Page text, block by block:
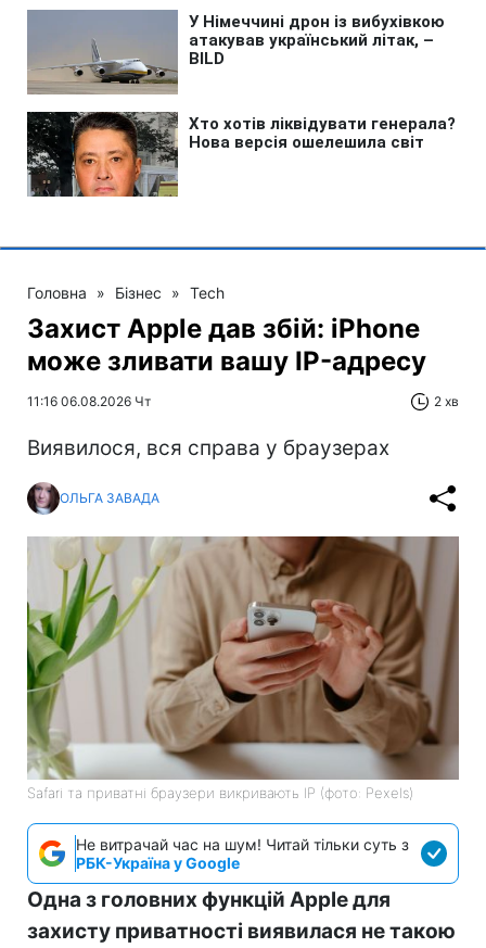
Головна » Бізнес » Tech
Захист Apple дав збій: iPhone
може зливати вашу IP-адресу
11:16 06.08.2026 Чт 2 хв
Виявилося, вся справа у браузерах
ОЛЬГА ЗАВАДА
Safari та приватні браузери викривають IP (фото: Pexels)
Не витрачай час на шум! Читай тільки суть з
РБК-Україна у Google
Одна з головних функцій Apple для
захисту приватності виявилася не такою